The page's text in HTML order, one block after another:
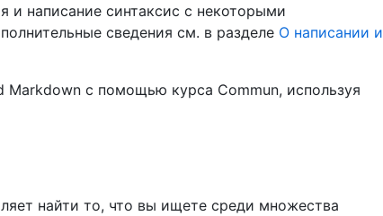
и написание синтаксис с некоторыми
сведения см. в разделе О написании и
с помощью курса Commun, используя
найти то, что вы ищете среди множества